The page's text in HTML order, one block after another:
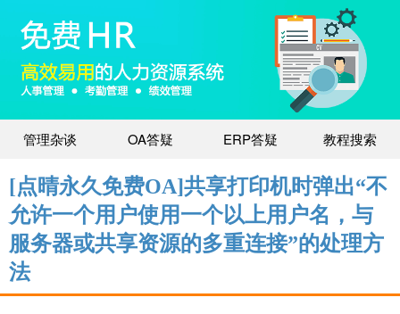
管理杂谈 OA答疑 ERP答疑 教程搜索
[点晴永久免费OA]共享打印机时弹出“不
允许一个用户使用一个以上用户名，与
服务器或共享资源的多重连接”的处理方
法